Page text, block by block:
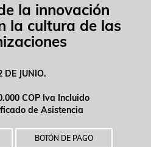
la innovación
la cultura de las
DE JUNIO.
COP Iva Incluido
de Asistencia
BOTÓN DE PAGO